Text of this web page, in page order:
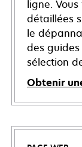
ligne.
détaillées
le
des
sélection
Obtenir
s’ouvre
dans